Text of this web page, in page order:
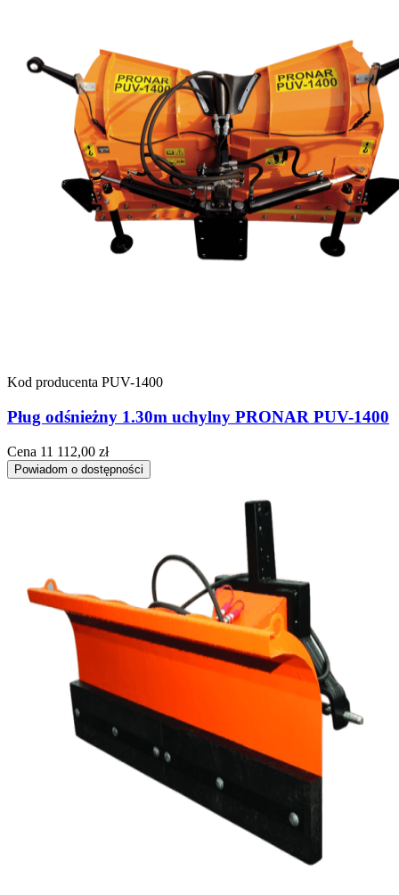
Kod producenta PUV-1400
Pług odśnieżny 1.30m uchylny PRONAR PUV-1400
Cena 11 112,00 zł
Powiadom o dostępności